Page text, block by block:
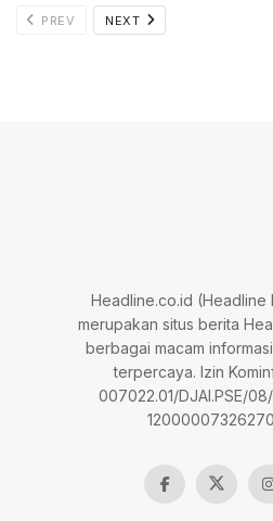
PREV NEXT
Headline.co.id (Headline
merupakan situs berita
berbagai macam
terpercaya. Izin
007022.01/DJAI.PSE/